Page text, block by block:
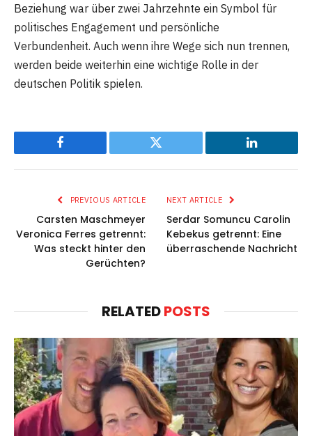
Beziehung war über zwei Jahrzehnte ein Symbol für
politisches Engagement und persönliche
Verbundenheit. Auch wenn ihre Wege sich nun trennen,
werden beide weiterhin eine wichtige Rolle in der
deutschen Politik spielen.
Facebook Twitter LinkedIn
PREVIOUS ARTICLE
Carsten Maschmeyer
Veronica Ferres getrennt:
Was steckt hinter den
Gerüchten?
NEXT ARTICLE
Serdar Somuncu Carolin
Kebekus getrennt: Eine
überraschende Nachricht
RELATEDPOSTS